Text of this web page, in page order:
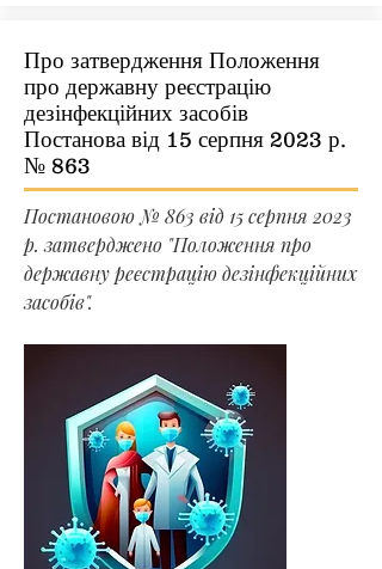
Про затвердження Положення
про державну реєстрацію
дезінфекційних засобів
Постанова від 15 серпня 2023 р.
№ 863
Постановою № 863 від 15 серпня 2023
р. затверджено "Положення про
державну реєстрацію дезінфекційних
засобів".